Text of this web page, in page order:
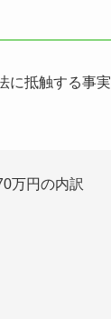
に抵触する事実
万円の内訳